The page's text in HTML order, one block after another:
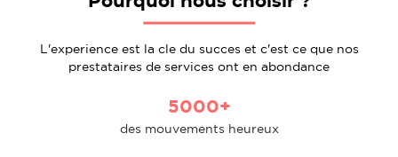
L'experience est la cle du succes et c'est ce que nos
prestataires de services ont en abondance
5000+
des mouvements heureux